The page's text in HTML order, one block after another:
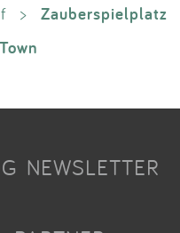
>
Zauberspielplatz
NEWSLETTER